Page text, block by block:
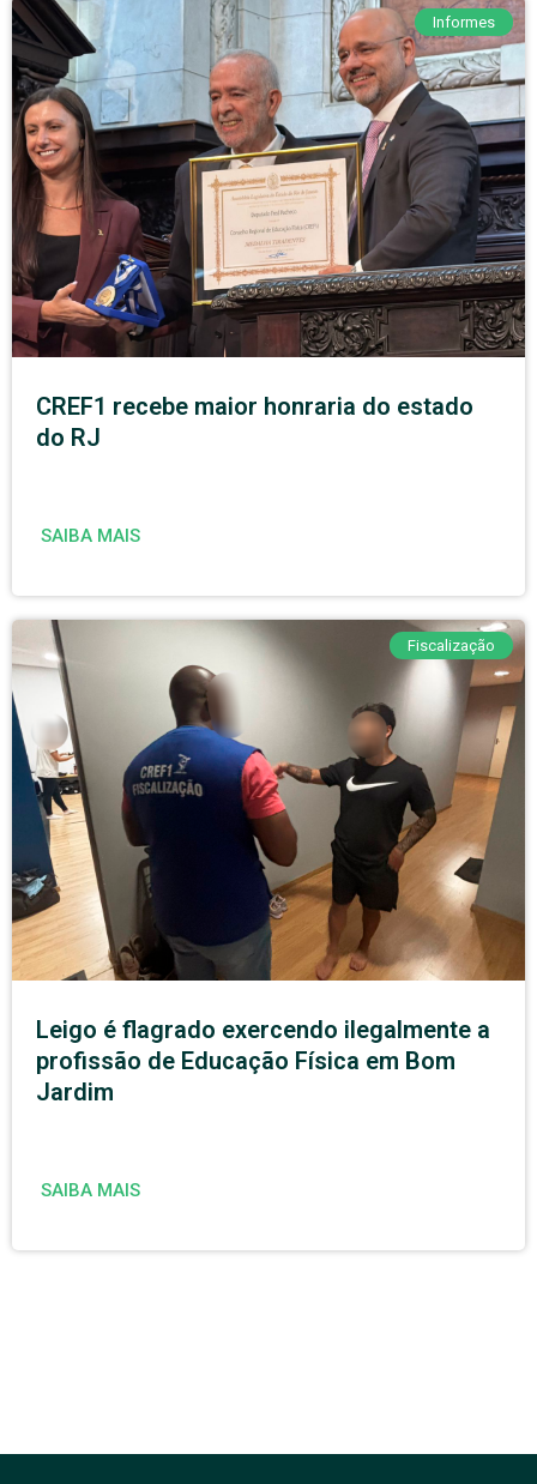
Informes
CREF1 recebe maior honraria do estado
do RJ
SAIBA MAIS
Fiscalização
Leigo é flagrado exercendo ilegalmente a
profissão de Educação Física em Bom
Jardim
SAIBA MAIS